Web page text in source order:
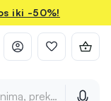
iki -50%!
prekės ženklą ir